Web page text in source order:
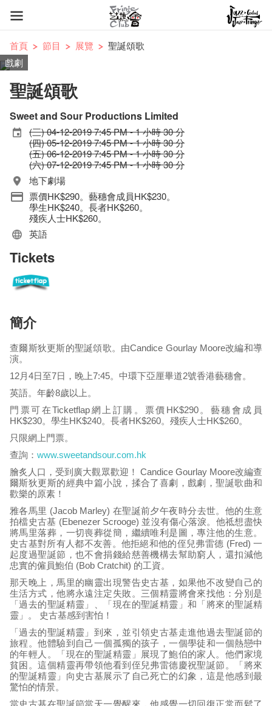
首頁 節目 展覽
聖誕頌歌
戲劇
聖誕頌歌
Sweet and Sour Productions Limited
(三) 04-12-2019 7:45 PM - 1 小時 30 分
(四) 05-12-2019 7:45 PM - 1 小時 30 分
(五) 06-12-2019 7:45 PM - 1 小時 30 分
(六) 07-12-2019 7:45 PM - 1 小時 30 分
地下劇場
票價HK$290。藝穗會成員HK$230。
學生HK$240。長者HK$260。
殘疾人士HK$260。
英語
Tickets
簡介
查爾斯狄更斯的聖誕頌歌。由Candice Gourlay Moore改編和導
演。
12月4日至7日，晚上7:45。中環下亞厘畢道2號香港藝穗會。
英語。年齡8歲以上。
門票可在Ticketflap網上訂購。票價HK$290。藝穗會成員
HK$230。學生HK$240。長者HK$260。殘疾人士HK$260。
只限網上門票。
查詢： www.sweetandsour.com.hk
膾炙人口，受到廣大觀眾歡迎！ Candice Gourlay Moore改編查
爾斯狄更斯的經典中篇小說，揉合了喜劇，戲劇，聖誕歌曲和
歡樂的原素！
雅各馬里 (Jacob Marley) 在聖誕前夕午夜時分去世。他的生意
拍檔史古基 (Ebenezer Scrooge) 並沒有傷心落淚。他祗想盡快
將馬里落葬，一切喪葬從簡，繼續唯利是圖，專注他的生意。
史古基對所有人都不友善。他拒絕和他的侄兒弗雷德 (Fred) 一
起度過聖誕節，也不會捐錢給慈善機構去幫助窮人，還扣減他
忠實的僱員鮑伯 (Bob Cratchit) 的工資。
那天晚上，馬里的幽靈出現警告史古基，如果他不改變自己的
生活方式，他將永遠注定失敗。三個精靈將會來找他：分別是
「過去的聖誕精靈」、「現在的聖誕精靈」和「將來的聖誕精
靈」。 史古基感到害怕！
「過去的聖誕精靈」到來，並引領史古基走進他過去聖誕節的
旅程。他體驗到自己一個孤獨的孩子，一個學徒和一個熱戀中
的年輕人。「現在的聖誕精靈」展現了鮑伯的家人。他們家境
貧困。這個精靈再帶領他看到侄兒弗雷德慶祝聖誕節。「將來
的聖誕精靈」向史古基展示了自己死亡的幻象，這是他感到最
驚怕的情景。